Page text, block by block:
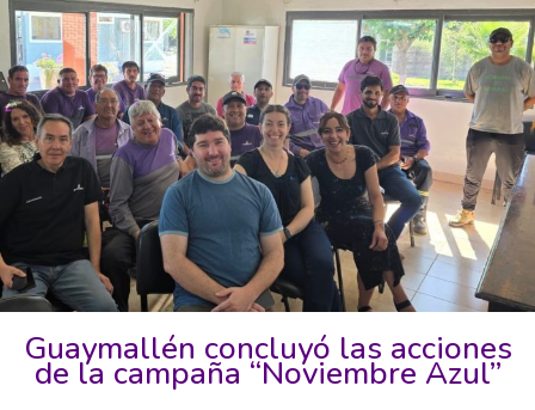
Guaymallén concluyó las acciones
de la campaña “Noviembre Azul”